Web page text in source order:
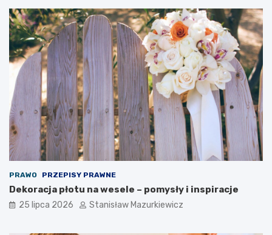
PRAWO PRZEPISY PRAWNE
Dekoracja płotu na wesele – pomysły i inspiracje
25 lipca 2026 Stanisław Mazurkiewicz